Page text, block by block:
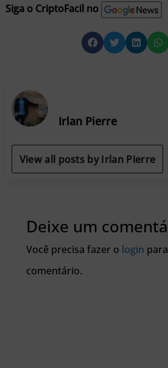
Siga o CriptoFacil no
Irlan Pierre
View all posts by Irlan Pierre
Deixe um
Você precisa fazer o login
comentário.